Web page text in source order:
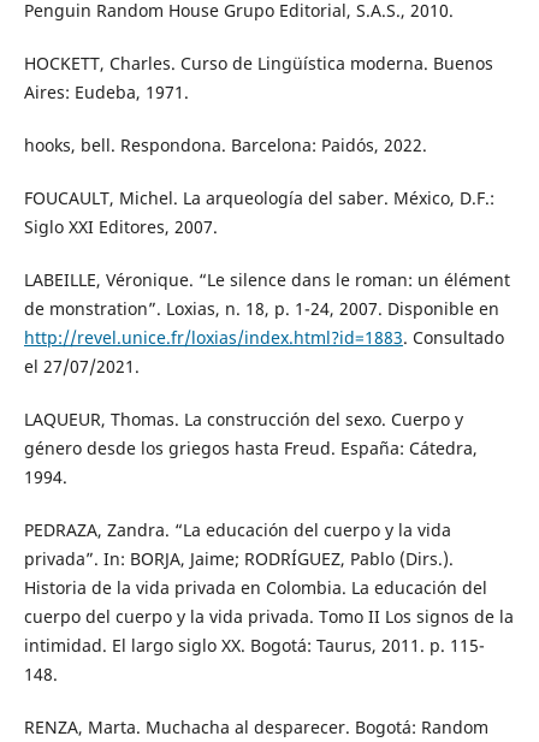
Penguin Random House Grupo Editorial, S.A.S., 2010.
HOCKETT, Charles. Curso de Lingüística moderna. Buenos
Aires: Eudeba, 1971.
hooks, bell. Respondona. Barcelona: Paidós, 2022.
FOUCAULT, Michel. La arqueología del saber. México, D.F.:
Siglo XXI Editores, 2007.
LABEILLE, Véronique. “Le silence dans le roman: un élément
de monstration”. Loxias, n. 18, p. 1-24, 2007. Disponible en
http://revel.unice.fr/loxias/index.html?id=1883. Consultado
el 27/07/2021.
LAQUEUR, Thomas. La construcción del sexo. Cuerpo y
género desde los griegos hasta Freud. España: Cátedra,
1994.
PEDRAZA, Zandra. “La educación del cuerpo y la vida
privada”. In: BORJA, Jaime; RODRÍGUEZ, Pablo (Dirs.).
Historia de la vida privada en Colombia. La educación del
cuerpo del cuerpo y la vida privada. Tomo II Los signos de la
intimidad. El largo siglo XX. Bogotá: Taurus, 2011. p. 115-
148.
RENZA, Marta. Muchacha al desparecer. Bogotá: Random